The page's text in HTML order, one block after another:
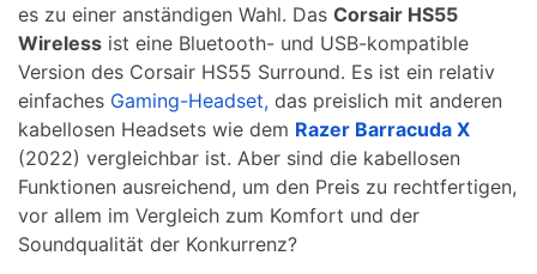
es zu einer anständigen Wahl. Das Corsair HS55
Wireless ist eine Bluetooth- und USB-kompatible
Version des Corsair HS55 Surround. Es ist ein relativ
einfaches Gaming-Headset, das preislich mit anderen
kabellosen Headsets wie dem Razer Barracuda X
(2022) vergleichbar ist. Aber sind die kabellosen
Funktionen ausreichend, um den Preis zu rechtfertigen,
vor allem im Vergleich zum Komfort und der
Soundqualität der Konkurrenz?